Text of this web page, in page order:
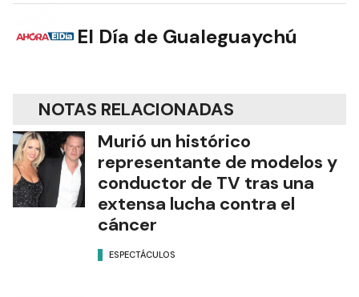
El Día de Gualeguaychú
NOTAS RELACIONADAS
Murió un histórico
representante de modelos y
conductor de TV tras una
extensa lucha contra el
cáncer
ESPECTÁCULOS